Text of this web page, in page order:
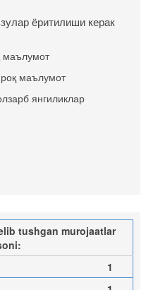
ёритилиши керак
маълумот
маълумот
янгиликлар
tushgan murojaatlar
1